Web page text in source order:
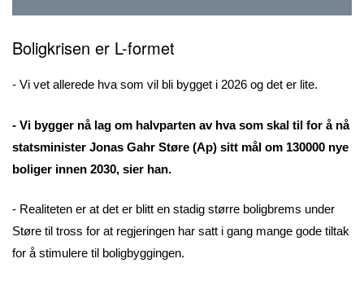
Boligkrisen er L-formet
- Vi vet allerede hva som vil bli bygget i 2026 og det er lite.
- Vi bygger nå lag om halvparten av hva som skal til for å nå
statsminister Jonas Gahr Støre (Ap) sitt mål om 130000 nye
boliger innen 2030, sier han.
- Realiteten er at det er blitt en stadig større boligbrems under
Støre til tross for at regjeringen har satt i gang mange gode tiltak
for å stimulere til boligbyggingen.